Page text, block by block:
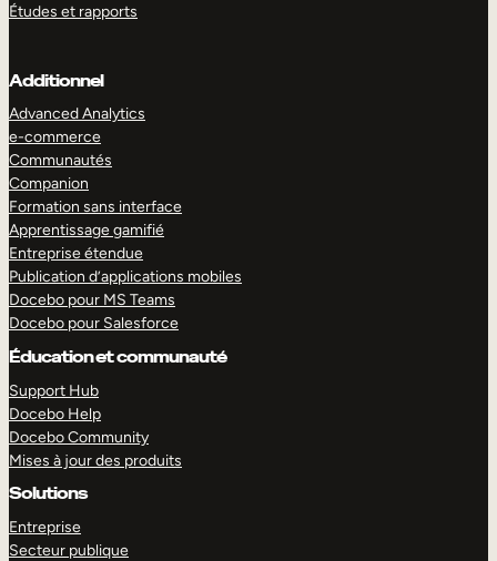
Études et rapports
Additionnel
Advanced Analytics
e-commerce
Communautés
Companion
Formation sans interface
Apprentissage gamifié
Entreprise étendue
Publication d’applications mobiles
Docebo pour MS Teams
Docebo pour Salesforce
Éducation et communauté
Support Hub
Docebo Help
Docebo Community
Mises à jour des produits
Solutions
Entreprise
Secteur publique